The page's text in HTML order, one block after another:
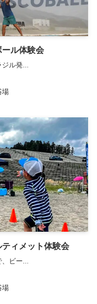
ール体験会
ル発...
場
ティメット体験会
ビー...
場